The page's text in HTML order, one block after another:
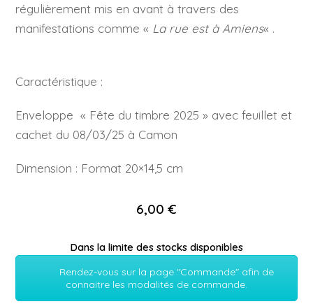
régulièrement mis en avant à travers des
manifestations comme « La rue est à Amiens« .
Caractéristique :
Enveloppe « Fête du timbre 2025 » avec feuillet et
cachet du 08/03/25 à Camon
Dimension : Format 20×14,5 cm
6,00 €
Dans la limite des stocks disponibles
Rendez-vous sur la page "Commande" afin de
connaitre les modalités de commande.